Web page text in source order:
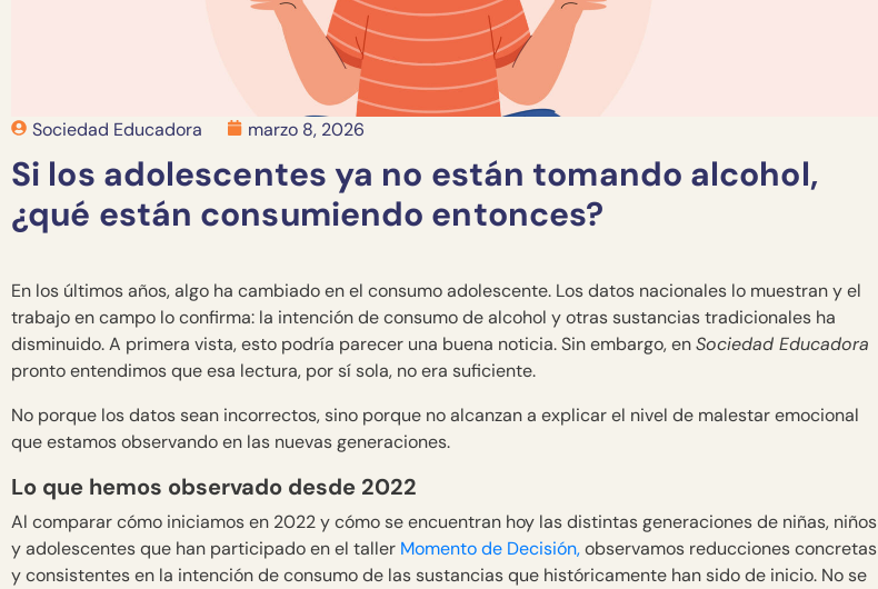
Sociedad Educadora marzo 8, 2026
Si los adolescentes ya no están tomando alcohol,
¿qué están consumiendo entonces?
En los últimos años, algo ha cambiado en el consumo adolescente. Los datos nacionales lo muestran y el
trabajo en campo lo confirma: la intención de consumo de alcohol y otras sustancias tradicionales ha
disminuido. A primera vista, esto podría parecer una buena noticia. Sin embargo, enSociedad Educadora
pronto entendimos que esa lectura, por sí sola, no era suficiente.
No porque los datos sean incorrectos, sino porque no alcanzan a explicar el nivel de malestar emocional
que estamos observando en las nuevas generaciones.
Lo que hemos observado desde 2022
Al comparar cómo iniciamos en 2022 y cómo se encuentran hoy las distintas generaciones de niñas, niños
y adolescentes que han participado en el taller Momento de Decisión,observamos reducciones concretas
y consistentes en la intención de consumo de las sustancias que históricamente han sido de inicio. No se